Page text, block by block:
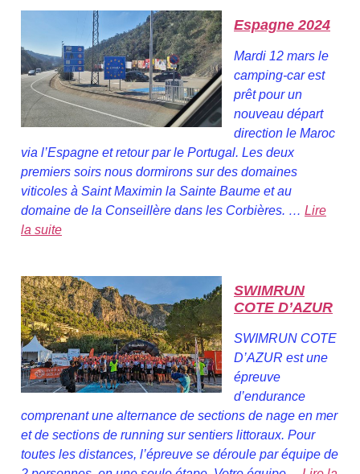
Espagne 2024
Mardi 12 mars le
camping-car est
prêt pour un
nouveau départ
direction le Maroc
via l’Espagne et retour par le Portugal. Les deux
premiers soirs nous dormirons sur des domaines
viticoles à Saint Maximin la Sainte Baume et au
domaine de la Conseillère dans les Corbières. … Lire
la suite
SWIMRUN
COTE D’AZUR
SWIMRUN COTE
D’AZUR est une
épreuve
d’endurance
comprenant une alternance de sections de nage en mer
et de sections de running sur sentiers littoraux. Pour
toutes les distances, l’épreuve se déroule par équipe de